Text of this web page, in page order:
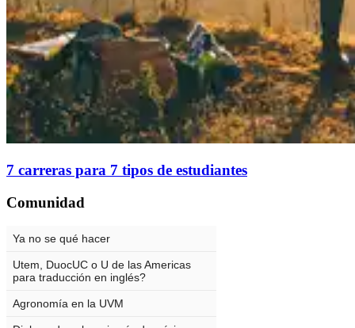
7 carreras para 7 tipos de estudiantes
Comunidad